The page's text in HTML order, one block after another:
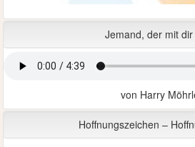
Jemand, der mit
von Harry
Hoffnungszeichen –